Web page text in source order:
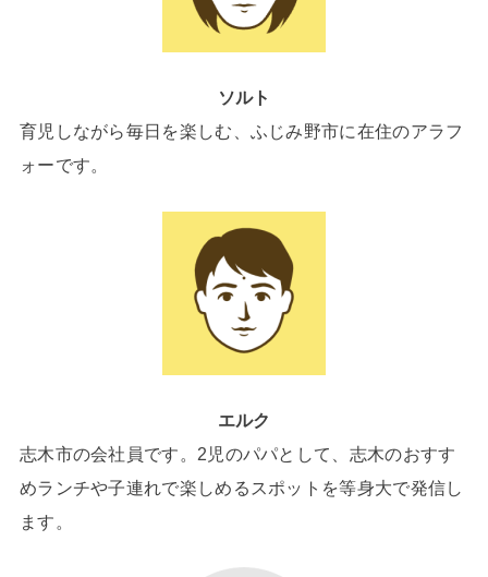
ソルト
育児しながら毎日を楽しむ、ふじみ野市に在住のアラフ
ォーです。
エルク
志木市の会社員です。2児のパパとして、志木のおすす
めランチや子連れで楽しめるスポットを等身大で発信し
ます。